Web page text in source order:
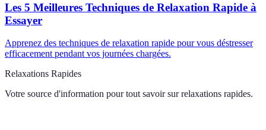
Les 5 Meilleures Techniques de Relaxation Rapide à
Essayer
Apprenez des techniques de relaxation rapide pour vous déstresser
efficacement pendant vos journées chargées.
Relaxations Rapides
Votre source d'information pour tout savoir sur relaxations rapides.